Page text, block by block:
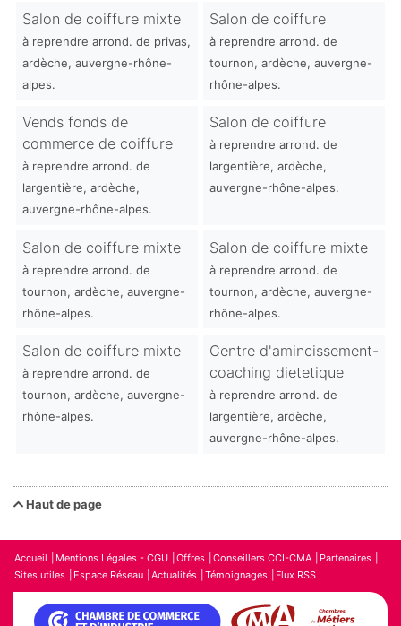
Salon de coiffure mixte
à reprendre arrond. de privas,
ardèche, auvergne-rhône-
alpes.
Salon de coiffure
à reprendre arrond. de
tournon, ardèche, auvergne-
rhône-alpes.
Vends fonds de
commerce de coiffure
à reprendre arrond. de
largentière, ardèche,
auvergne-rhône-alpes.
Salon de coiffure
à reprendre arrond. de
largentière, ardèche,
auvergne-rhône-alpes.
Salon de coiffure mixte
à reprendre arrond. de
tournon, ardèche, auvergne-
rhône-alpes.
Salon de coiffure mixte
à reprendre arrond. de
tournon, ardèche, auvergne-
rhône-alpes.
Salon de coiffure mixte
à reprendre arrond. de
tournon, ardèche, auvergne-
rhône-alpes.
Centre d'amincissement-
coaching dietetique
à reprendre arrond. de
largentière, ardèche,
auvergne-rhône-alpes.
Haut de page
Accueil Mentions Légales - CGU Offres Conseillers CCI-CMA
Partenaires
Sites utiles
Espace Réseau Actualités Témoignages Flux RSS